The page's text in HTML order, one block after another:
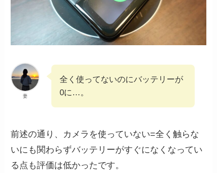
妻
全く使ってないのにバッテリーが
0に…。
前述の通り、カメラを使っていない=全く触らな
いにも関わらずバッテリーがすぐになくなってい
る点も評価は低かったです。